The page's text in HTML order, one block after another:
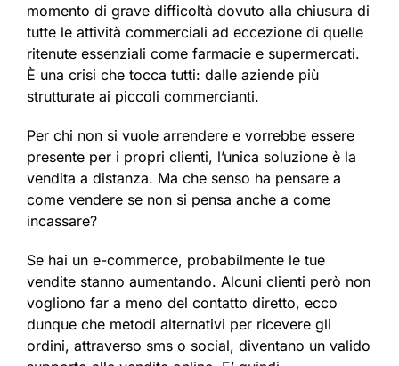
momento di grave difficoltà dovuto alla chiusura di
tutte le attività commerciali ad eccezione di quelle
ritenute essenziali come farmacie e supermercati.
È una crisi che tocca tutti: dalle aziende più
strutturate ai piccoli commercianti.
Per chi non si vuole arrendere e vorrebbe essere
presente per i propri clienti, l’unica soluzione è la
vendita a distanza. Ma che senso ha pensare a
come vendere se non si pensa anche a come
incassare?
Se hai un e-commerce, probabilmente le tue
vendite stanno aumentando. Alcuni clienti però non
vogliono far a meno del contatto diretto, ecco
dunque che metodi alternativi per ricevere gli
ordini, attraverso sms o social, diventano un valido